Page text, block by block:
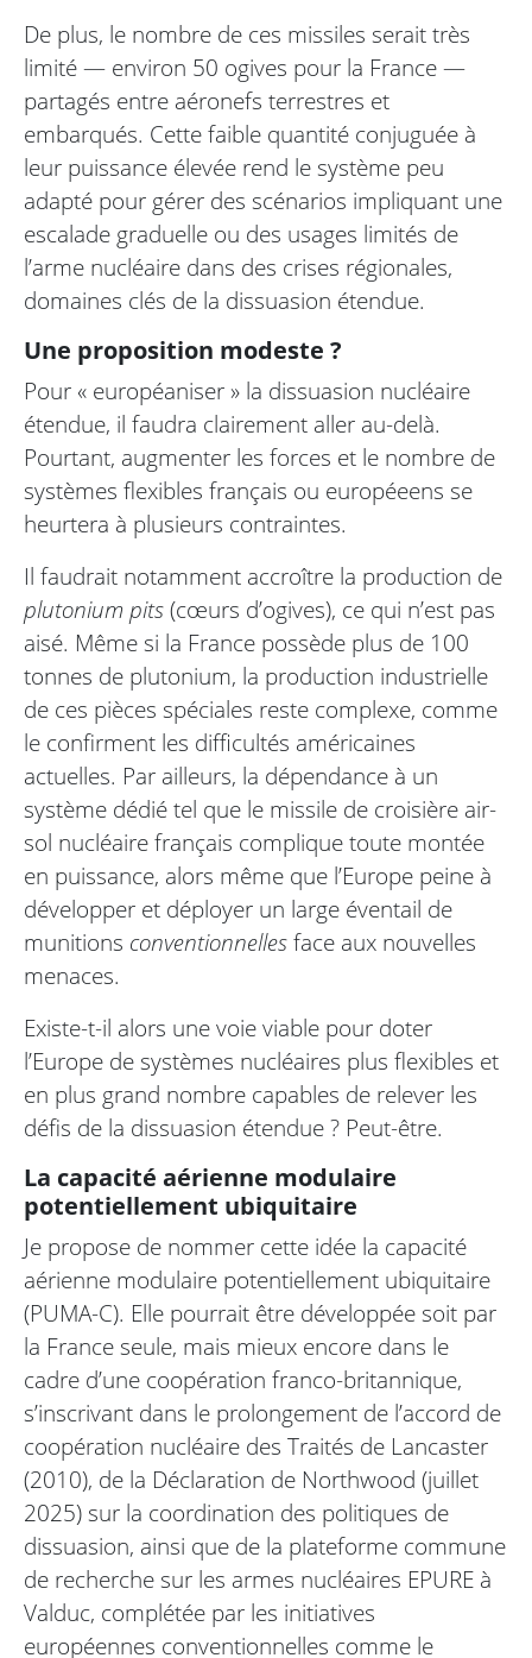
De plus, le nombre de ces missiles serait très
limité — environ 50 ogives pour la France —
partagés entre aéronefs terrestres et
embarqués. Cette faible quantité conjuguée à
leur puissance élevée rend le système peu
adapté pour gérer des scénarios impliquant une
escalade graduelle ou des usages limités de
l’arme nucléaire dans des crises régionales,
domaines clés de la dissuasion étendue.
Une proposition modeste ?
Pour « européaniser » la dissuasion nucléaire
étendue, il faudra clairement aller au-delà.
Pourtant, augmenter les forces et le nombre de
systèmes flexibles français ou européeens se
heurtera à plusieurs contraintes.
Il faudrait notamment accroître la production de
plutonium pits(cœurs d’ogives), ce qui n’est pas
aisé. Même si la France possède plus de 100
tonnes de plutonium, la production industrielle
de ces pièces spéciales reste complexe, comme
le confirment les difficultés américaines
actuelles. Par ailleurs, la dépendance à un
système dédié tel que le missile de croisière air-
sol nucléaire français complique toute montée
en puissance, alors même que l’Europe peine à
développer et déployer un large éventail de
munitions conventionnellesface aux nouvelles
menaces.
Existe-t-il alors une voie viable pour doter
l’Europe de systèmes nucléaires plus flexibles et
en plus grand nombre capables de relever les
défis de la dissuasion étendue ? Peut-être.
La capacité aérienne modulaire
potentiellement ubiquitaire
Je propose de nommer cette idée la capacité
aérienne modulaire potentiellement ubiquitaire
(PUMA-C). Elle pourrait être développée soit par
la France seule, mais mieux encore dans le
cadre d’une coopération franco-britannique,
s’inscrivant dans le prolongement de l’accord de
coopération nucléaire des Traités de Lancaster
(2010), de la Déclaration de Northwood (juillet
2025) sur la coordination des politiques de
dissuasion, ainsi que de la plateforme commune
de recherche sur les armes nucléaires EPURE à
Valduc, complétée par les initiatives
européennes conventionnelles comme le